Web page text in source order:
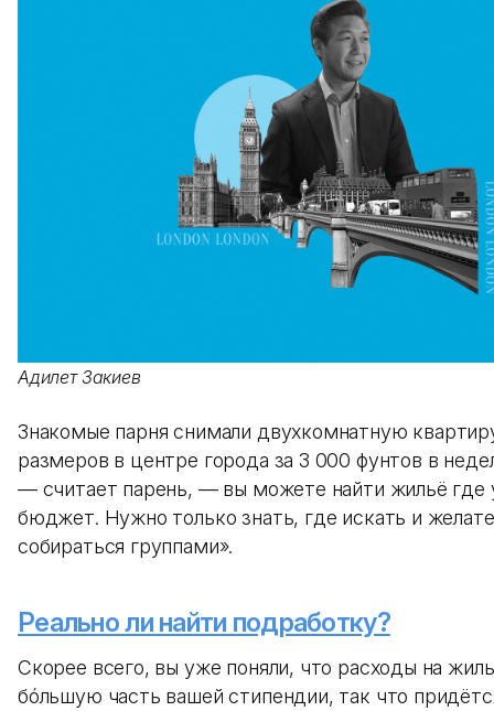
Адилет Закиев
Знакомые парня снимали двухкомнатную
размеров в центре города за 3 000 фунтов в
— считает парень, — вы можете найти жильё где
бюджет. Нужно только знать, где искать и
собираться группами».
Реально ли найти подработку?
Скорее всего, вы уже поняли, что расходы на
бóльшую часть вашей стипендии, так что